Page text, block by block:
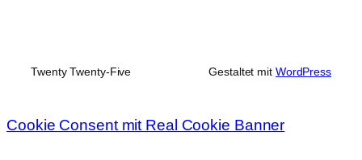
Twenty Twenty-Five Gestaltet mit WordPress
Cookie Consent mit Real Cookie Banner